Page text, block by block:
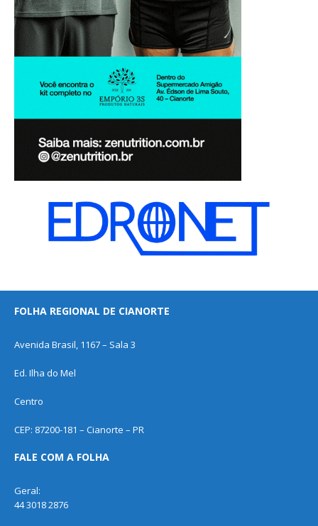
FOLHA REGIONAL DE CIANORTE
Avenida Brasil, 1167 – Sala 3
Ed. Ilha do Mel
Centro
CEP: 87200-181 – Cianorte – PR
FALE COM A FOLHA
Geral:
44 3018 2876